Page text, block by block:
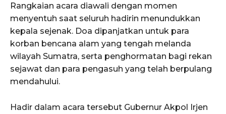
Rangkaian acara diawali dengan momen
menyentuh saat seluruh hadirin menundukkan
kepala sejenak. Doa dipanjatkan untuk para
korban bencana alam yang tengah melanda
wilayah Sumatra, serta penghormatan bagi rekan
sejawat dan para pengasuh yang telah berpulang
mendahului.
Hadir dalam acara tersebut Gubernur Akpol Irjen